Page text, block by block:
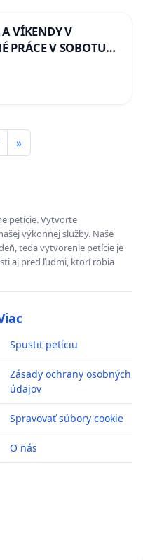
VÍKENDY V
PRÁCE V SOBOTU
PRACOVNÝ
A PRAVIDELNÁ
»
petície. Vytvorte
výkonnej služby. Naše
teda vytvorenie petície je
aj pred ľudmi, ktorí robia
Spustiť petíciu
Zásady ochrany osobných
údajov
Spravovať súbory cookie
O nás